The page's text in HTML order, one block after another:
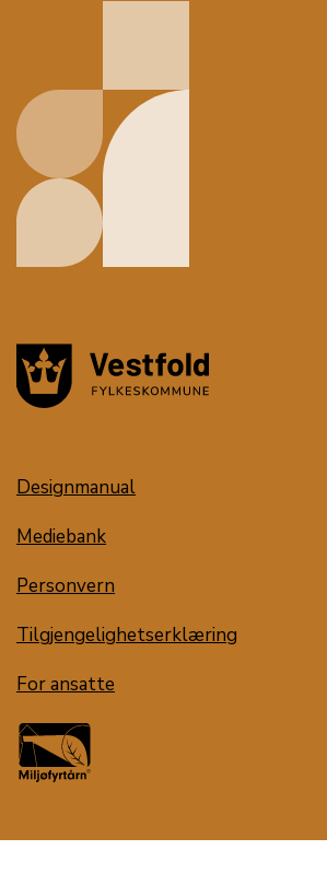
Designmanual
Mediebank
Personvern
Tilgjengelighetserklæring
For ansatte